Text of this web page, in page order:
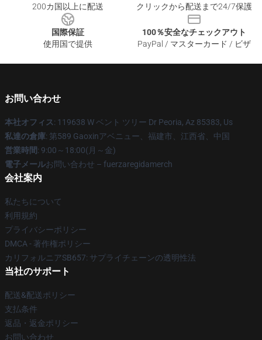
200カ国以上に配送
クリックから配送まで24/7保護
国際保証
使用国で提供
100％安全なチェックアウト
PayPal / マスターカード / ビザ
お問い合わせ
本社オフィス: 119638 W ベント ツリー Dr Peoria, Az 85383, Us
私達の倉庫: 第589 Gaoxinアベニュー、福建市、江西省、中国
営業時間: 9:00～18:00(月～金)
電子メールお問い合わせ – fuerzaregidamerch
会社案内
私たちについて
利用規約
プライバシーポリシー
DMCA - 著作権ポリシー
カリフォルニアSB657: サプライチェーンの透明性法
当社のサポート
配送&配送ポリシー
支払条件
返品・返金ポリシー
お問い合わせ